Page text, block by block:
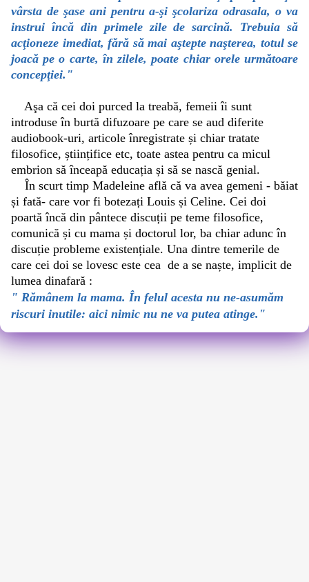
vârsta de şase ani pentru a-şi şcolariza odrasala, o va
instrui încă din primele zile de sarcină. Trebuia să
acţioneze imediat, fără să mai aştepte naşterea, totul se
joacă pe o carte, în zilele, poate chiar orele următoare
concepţiei."
Aşa că cei doi purced la treabă, femeii îi sunt
introduse în burtă difuzoare pe care se aud diferite
audiobook-uri, articole înregistrate și chiar tratate
filosofice, științifice etc, toate astea pentru ca micul
embrion să înceapă educația și să se nască genial.
În scurt timp Madeleine află că va avea gemeni - băiat
și fată- care vor fi botezați Louis și Celine. Cei doi
poartă încă din pântece discuții pe teme filosofice,
comunică și cu mama și doctorul lor, ba chiar adunc în
discuție probleme existențiale. Una dintre temerile de
care cei doi se lovesc este cea de a se naște, implicit de
lumea dinafară :
" Rămânem la mama. În felul acesta nu ne-asumăm
riscuri inutile: aici nimic nu ne va putea atinge."